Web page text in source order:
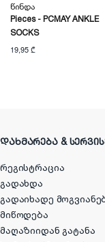
Წინდა
Pieces - PCMAY ANKLE
SOCKS
19,95 ₾
ᲓᲐᲮᲛᲐᲠᲔᲑᲐ &
რეგისტრაცია
გადახდა
გადაიხადე
მიწოდება
მაღაზიიდან გატანა